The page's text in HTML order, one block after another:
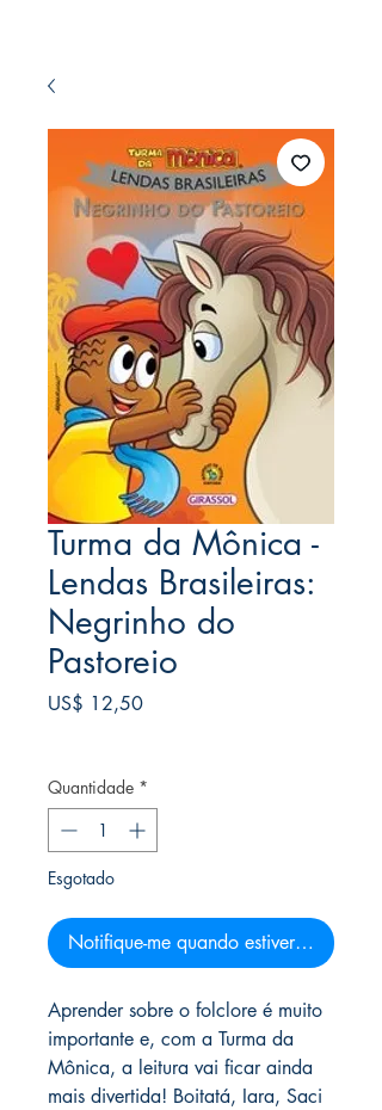
Turma da Mônica -
Lendas Brasileiras:
Negrinho do
Pastoreio
US$ 12,50Preço
Quantidade *
Esgotado
Notifique-me quando estiver disponível
Aprender sobre o folclore é muito
importante e, com a Turma da
Mônica, a leitura vai ficar ainda
mais divertida! Boitatá, Iara, Saci